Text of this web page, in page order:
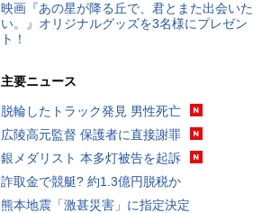
映画『あの星が降る丘で、君とまた出会いた
い。』オリジナルグッズを3名様にプレゼン
ト！
主要ニュース
脱輪したトラック発見 男性死亡
広陵高元監督 保護者に直接謝罪
銀メダリスト 本多灯被告を起訴
詐取金で競艇? 約1.3億円脱税か
熊本地震「激甚災害」に指定決定